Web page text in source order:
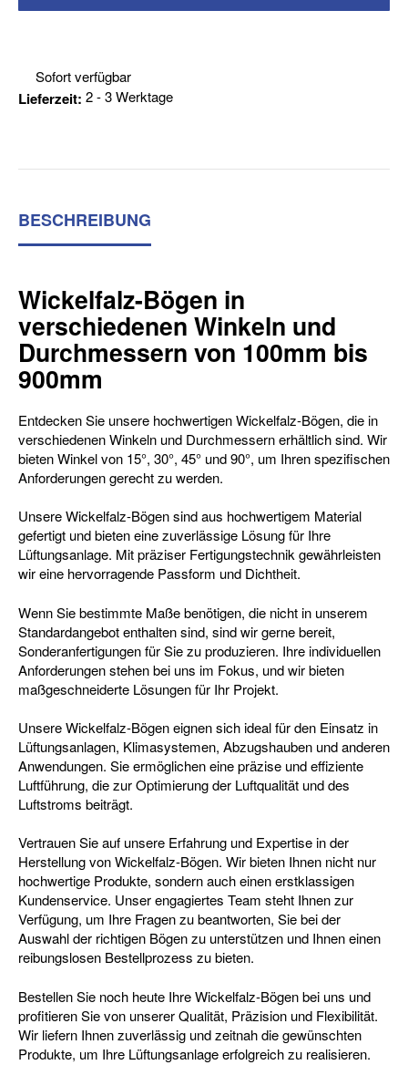
Sofort verfügbar
Lieferzeit: 2 - 3 Werktage
BESCHREIBUNG
Wickelfalz-Bögen in
verschiedenen Winkeln und
Durchmessern von 100mm bis
900mm
Entdecken Sie unsere hochwertigen Wickelfalz-Bögen, die in
verschiedenen Winkeln und Durchmessern erhältlich sind. Wir
bieten Winkel von 15°, 30°, 45° und 90°, um Ihren spezifischen
Anforderungen gerecht zu werden.
Unsere Wickelfalz-Bögen sind aus hochwertigem Material
gefertigt und bieten eine zuverlässige Lösung für Ihre
Lüftungsanlage. Mit präziser Fertigungstechnik gewährleisten
wir eine hervorragende Passform und Dichtheit.
Wenn Sie bestimmte Maße benötigen, die nicht in unserem
Standardangebot enthalten sind, sind wir gerne bereit,
Sonderanfertigungen für Sie zu produzieren. Ihre individuellen
Anforderungen stehen bei uns im Fokus, und wir bieten
maßgeschneiderte Lösungen für Ihr Projekt.
Unsere Wickelfalz-Bögen eignen sich ideal für den Einsatz in
Lüftungsanlagen, Klimasystemen, Abzugshauben und anderen
Anwendungen. Sie ermöglichen eine präzise und effiziente
Luftführung, die zur Optimierung der Luftqualität und des
Luftstroms beiträgt.
Vertrauen Sie auf unsere Erfahrung und Expertise in der
Herstellung von Wickelfalz-Bögen. Wir bieten Ihnen nicht nur
hochwertige Produkte, sondern auch einen erstklassigen
Kundenservice. Unser engagiertes Team steht Ihnen zur
Verfügung, um Ihre Fragen zu beantworten, Sie bei der
Auswahl der richtigen Bögen zu unterstützen und Ihnen einen
reibungslosen Bestellprozess zu bieten.
Bestellen Sie noch heute Ihre Wickelfalz-Bögen bei uns und
profitieren Sie von unserer Qualität, Präzision und Flexibilität.
Wir liefern Ihnen zuverlässig und zeitnah die gewünschten
Produkte, um Ihre Lüftungsanlage erfolgreich zu realisieren.